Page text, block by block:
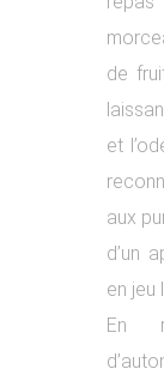
de
et
aux
d’un
en jeu
En